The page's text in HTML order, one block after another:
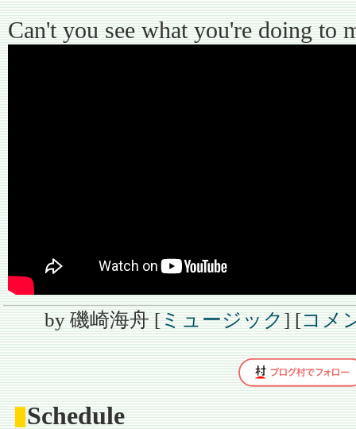
Can't you see what you're doing to
by磯崎海舟 [ミュージック] [コメ
▮Schedule